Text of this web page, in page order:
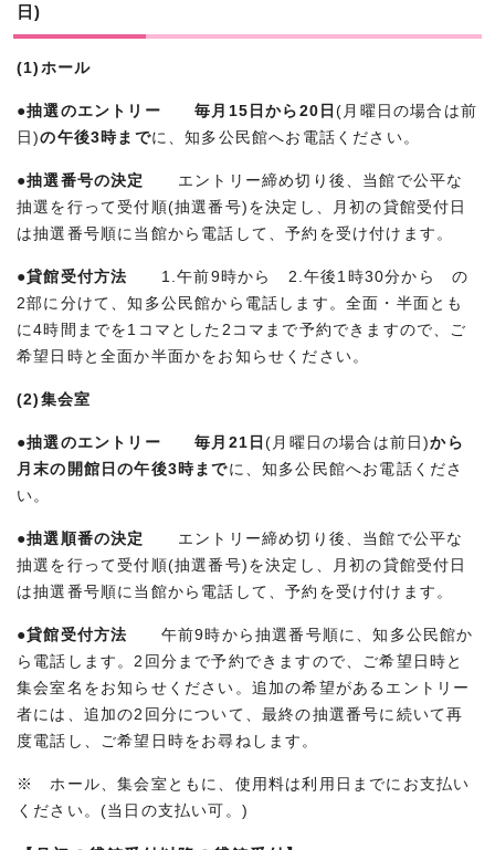
日)
(1)ホール
●抽選のエントリー 毎月 15日から20日(月曜日の場合は前
日)の午後3時までに、知多公民館へお電話ください。
●抽選番号の決定 エントリー締め切り後、当館で公平な
抽選を行って受付順(抽選番号)を決定し、月初の貸館受付日
は抽選番号順に当館から電話して、予約を受け付けます。
●貸館受付方法 1.午前9時から 2.午後1時30分から の
2部に分けて、知多公民館から電話します。全面・半面とも
に4時間までを1コマとした2コマまで予約できますので、ご
希望日時と全面か半面かをお知らせください。
(2)集会室
●抽選のエントリー 毎月21日(月曜日の場合は前日)から
月末の開館日の午後3時までに、知多公民館へお電話くださ
い。
●抽選順番の決定 エントリー締め切り後、当館で公平な
抽選を行って受付順(抽選番号)を決定し、月初の貸館受付日
は抽選番号順に当館から電話して、予約を受け付けます。
●貸館受付方法 午前9時から抽選番号順に、知多公民館か
ら電話します。2回分まで予約できますので、ご希望日時と
集会室名をお知らせください。追加の希望があるエントリー
者には、追加の2回分について、最終の抽選番号に続いて再
度電話し、ご希望日時をお尋ねします。
※ ホール、集会室ともに、使用料は利用日までにお支払い
ください。(当日の支払い可。)